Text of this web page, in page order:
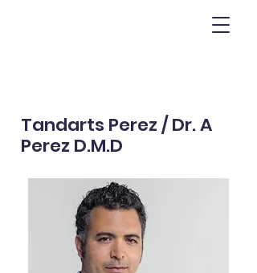
Tandarts Perez / Dr. A
Perez D.M.D